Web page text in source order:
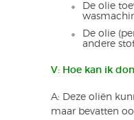
De olie
De olie
andere
V: Hoe kan ik
A: Deze oliën
maar bevatten